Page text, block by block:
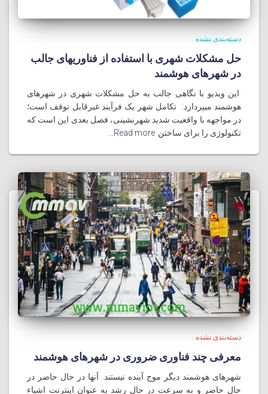
دسته‌بندی نشده
حل مشکلات شهری با استفاده از فناوریهای جالب
در شهرهای هوشمند
این ویدیو با نگاهی جالب به حل مشکلات شهری در شهرهای
هوشمند میپردازد: تکامل شهر یک فرآیند غیرقابل توقف است؛
در مواجهه با واقعیت شدید شهرنشینی، فصل بعدی این است که
تکنولوژی را برای ساختن Read more…
دسته‌بندی نشده
معرفی چند فناوری ضروری در شهرهای هوشمند
شهرهای هوشمند دیگر موج آینده نیستند. آنها در حال حاضر در
حال حاضر و به سرعت در حال رشد به عنوان اینترنت اشیاء